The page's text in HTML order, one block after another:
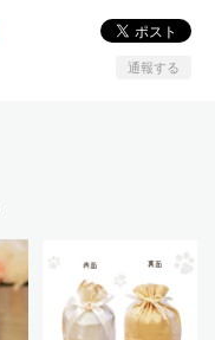
通報する